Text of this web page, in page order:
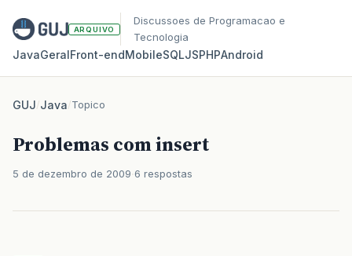
ARQUIVO
Discussoes de Programacao e
Tecnologia
JavaGeralFront‑endMobileSQLJSPHPAndroid
GUJ/Java/Topico
Problemas com insert
5 de dezembro de 2009 6 respostas